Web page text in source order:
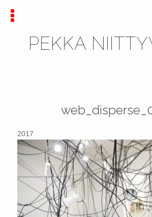
PEKKA
2017